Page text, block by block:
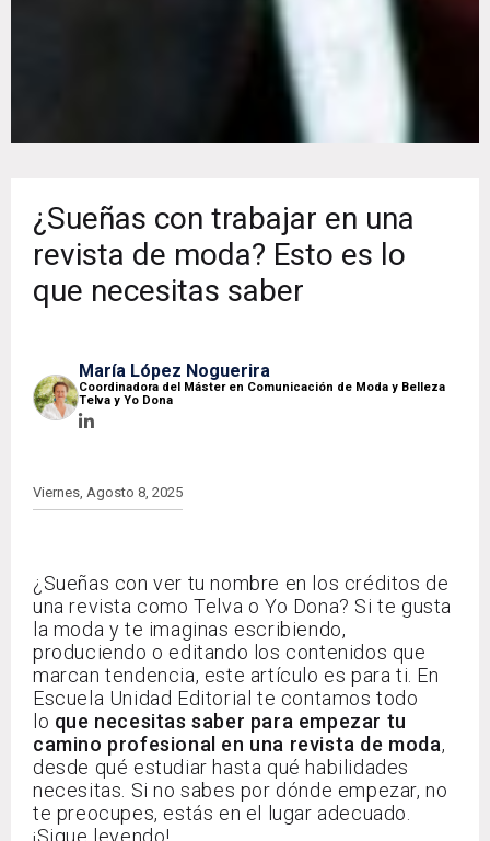
¿Sueñas con trabajar en una
revista de moda? Esto es lo
que necesitas saber
María López Noguerira
Coordinadora del Máster en Comunicación de Moda y Belleza
Telva y Yo Dona
Viernes, Agosto 8, 2025
¿Sueñas con ver tu nombre en los créditos de
una revista como Telva o Yo Dona? Si te gusta
la moda y te imaginas escribiendo,
produciendo o editando los contenidos que
marcan tendencia, este artículo es para ti. En
Escuela Unidad Editorial te contamos todo
lo que necesitas saber para empezar tu
camino profesional en una revista de moda,
desde qué estudiar hasta qué habilidades
necesitas. Si no sabes por dónde empezar, no
te preocupes, estás en el lugar adecuado.
¡Sigue leyendo!